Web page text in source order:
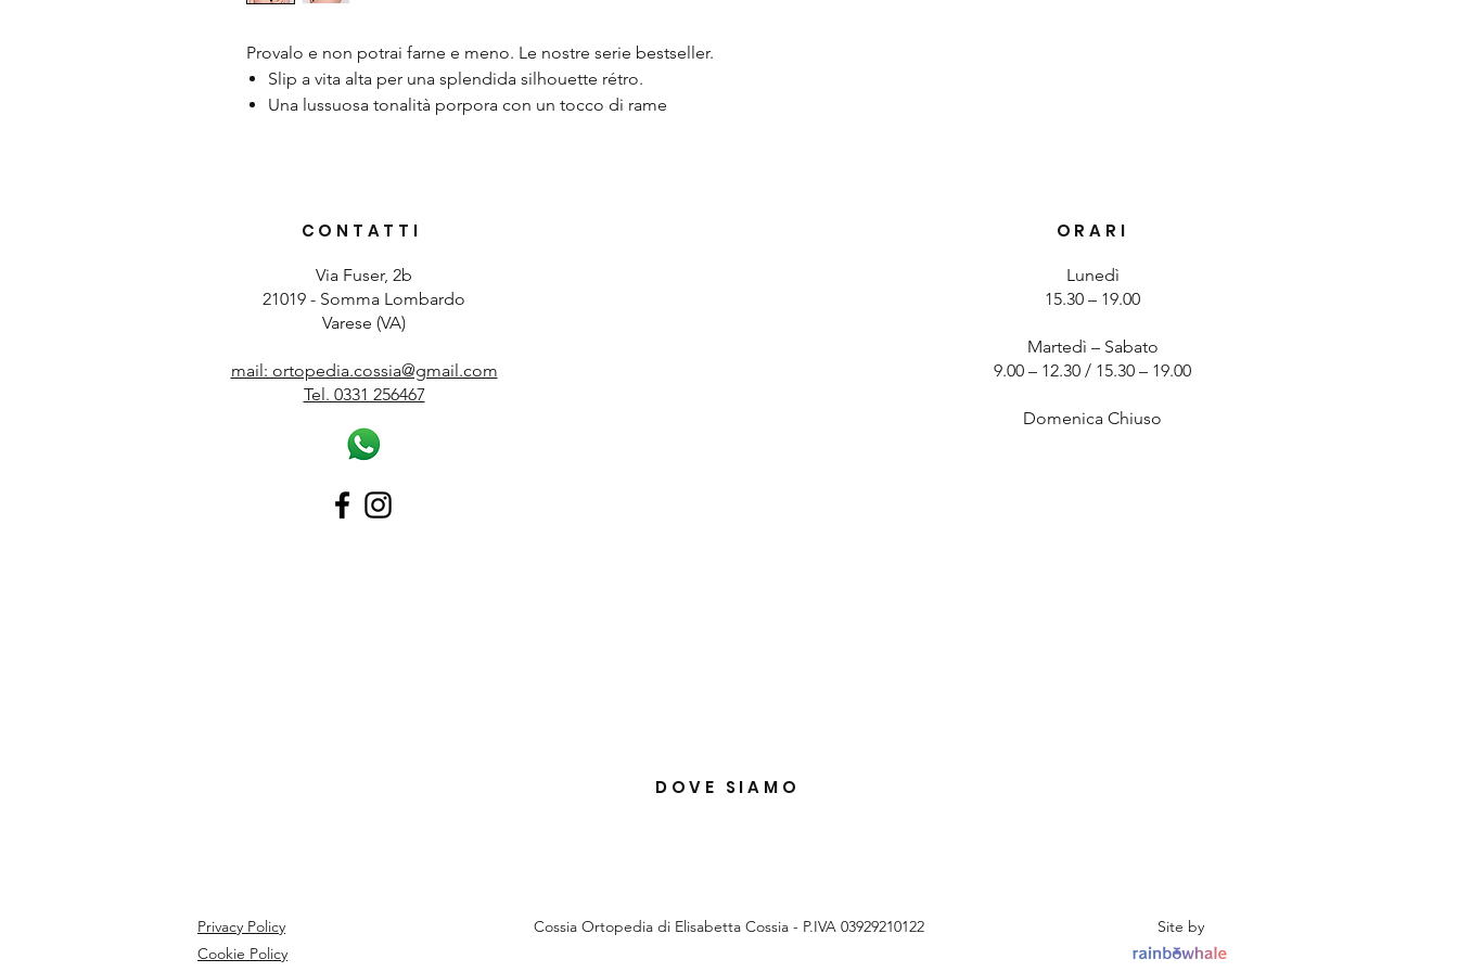
Provalo e non potrai farne e meno. Le nostre serie bestseller.
Slip a vita alta per una splendida silhouette rétro.
Una lussuosa tonalità porpora con un tocco di rame
CONTATTI
Via Fuser, 2b
21019 - Somma Lombardo
Varese (VA)
mail: ortopedia.cossia@gmail.com
Tel. 0331 256467
ORARI
Lunedì
15.30 – 19.00
Martedì – Sabato
9.00 – 12.30 / 15.30 – 19.00
Domenica Chiuso
DOVE SIAMO
Privacy Policy
Cossia Ortopedia di Elisabetta Cossia - P.IVA 03929210122
Cookie Policy
Site by